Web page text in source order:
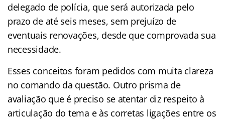
delegado de polícia, que será autorizada pelo
prazo de até seis meses, sem prejuízo de
eventuais renovações, desde que comprovada sua
necessidade.
Esses conceitos foram pedidos com muita clareza
no comando da questão. Outro prisma de
avaliação que é preciso se atentar diz respeito à
articulação do tema e às corretas ligações entre os